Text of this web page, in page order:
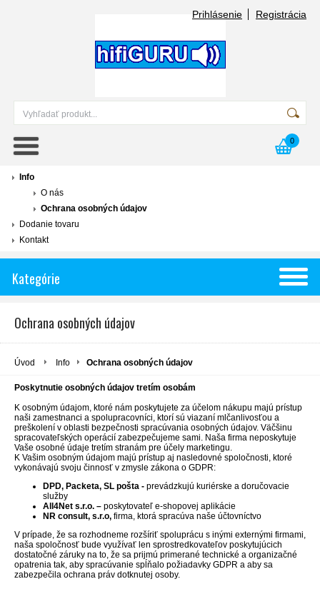
Prihlásenie Registrácia
0
Info
O nás
Ochrana osobných údajov
Dodanie tovaru
Kontakt
Kategórie
Ochrana osobných údajov
Úvod Info Ochrana osobných údajov
Poskytnutie osobných údajov tretím osobám
K osobným údajom, ktoré nám poskytujete za účelom nákupu majú prístup
naši zamestnanci a spolupracovníci, ktorí sú viazaní mlčanlivosťou a
preškolení v oblasti bezpečnosti spracúvania osobných údajov. Väčšinu
spracovateľských operácií zabezpečujeme sami. Naša firma neposkytuje
Vaše osobné údaje tretím stranám pre účely marketingu.
K Vašim osobným údajom majú prístup aj nasledovné spoločnosti, ktoré
vykonávajú svoju činnosť v zmysle zákona o GDPR:
DPD, Packeta, SL pošta - prevádzkujú kuriérske a doručovacie
služby
All4Net s.r.o. – poskytovateľ e-shopovej aplikácie
NR consult, s.r.o, firma, ktorá spracúva naše účtovníctvo
V prípade, že sa rozhodneme rozšíriť spoluprácu s inými externými firmami,
naša spoločnosť bude využívať len sprostredkovateľov poskytujúcich
dostatočné záruky na to, že sa prijmú primerané technické a organizačné
opatrenia tak, aby spracúvanie spĺňalo požiadavky GDPR a aby sa
zabezpečila ochrana práv dotknutej osoby.